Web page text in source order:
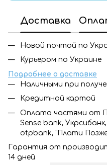
Доставка
Новой почтой по
Курьером по Украине
Подробнее о доставке
Наличными при
Кредитной картой
Оплата частями от
Sense bank,
otpbank, "Плати
Гарантия от
14 дней